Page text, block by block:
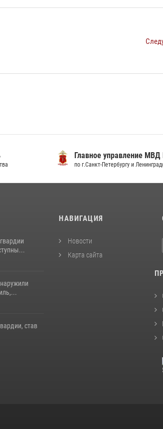
Главное управление МВД
по г.Санкт-Петербургу и
став
НАВИГАЦИЯ
Новости
Карта сайта